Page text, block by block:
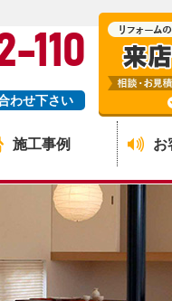
110
わせ下さい
施工事例 お